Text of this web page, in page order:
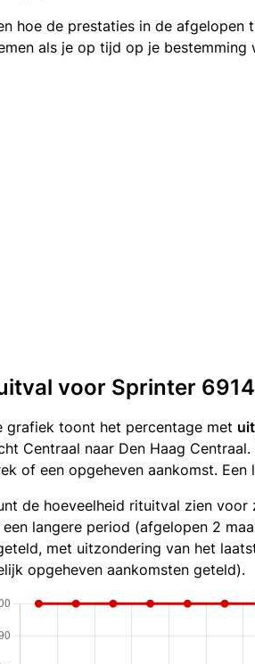
hoe de prestaties in de afgelopen
als je op tijd op je bestemming
voor Sprinter 6914
grafiek toont het percentage met
Centraal naar Den Haag
of een opgeheven aankomst. Een
de hoeveelheid rituitval zien voor
langere period (afgelopen 2
met uitzondering van het
opgeheven aankomsten geteld).